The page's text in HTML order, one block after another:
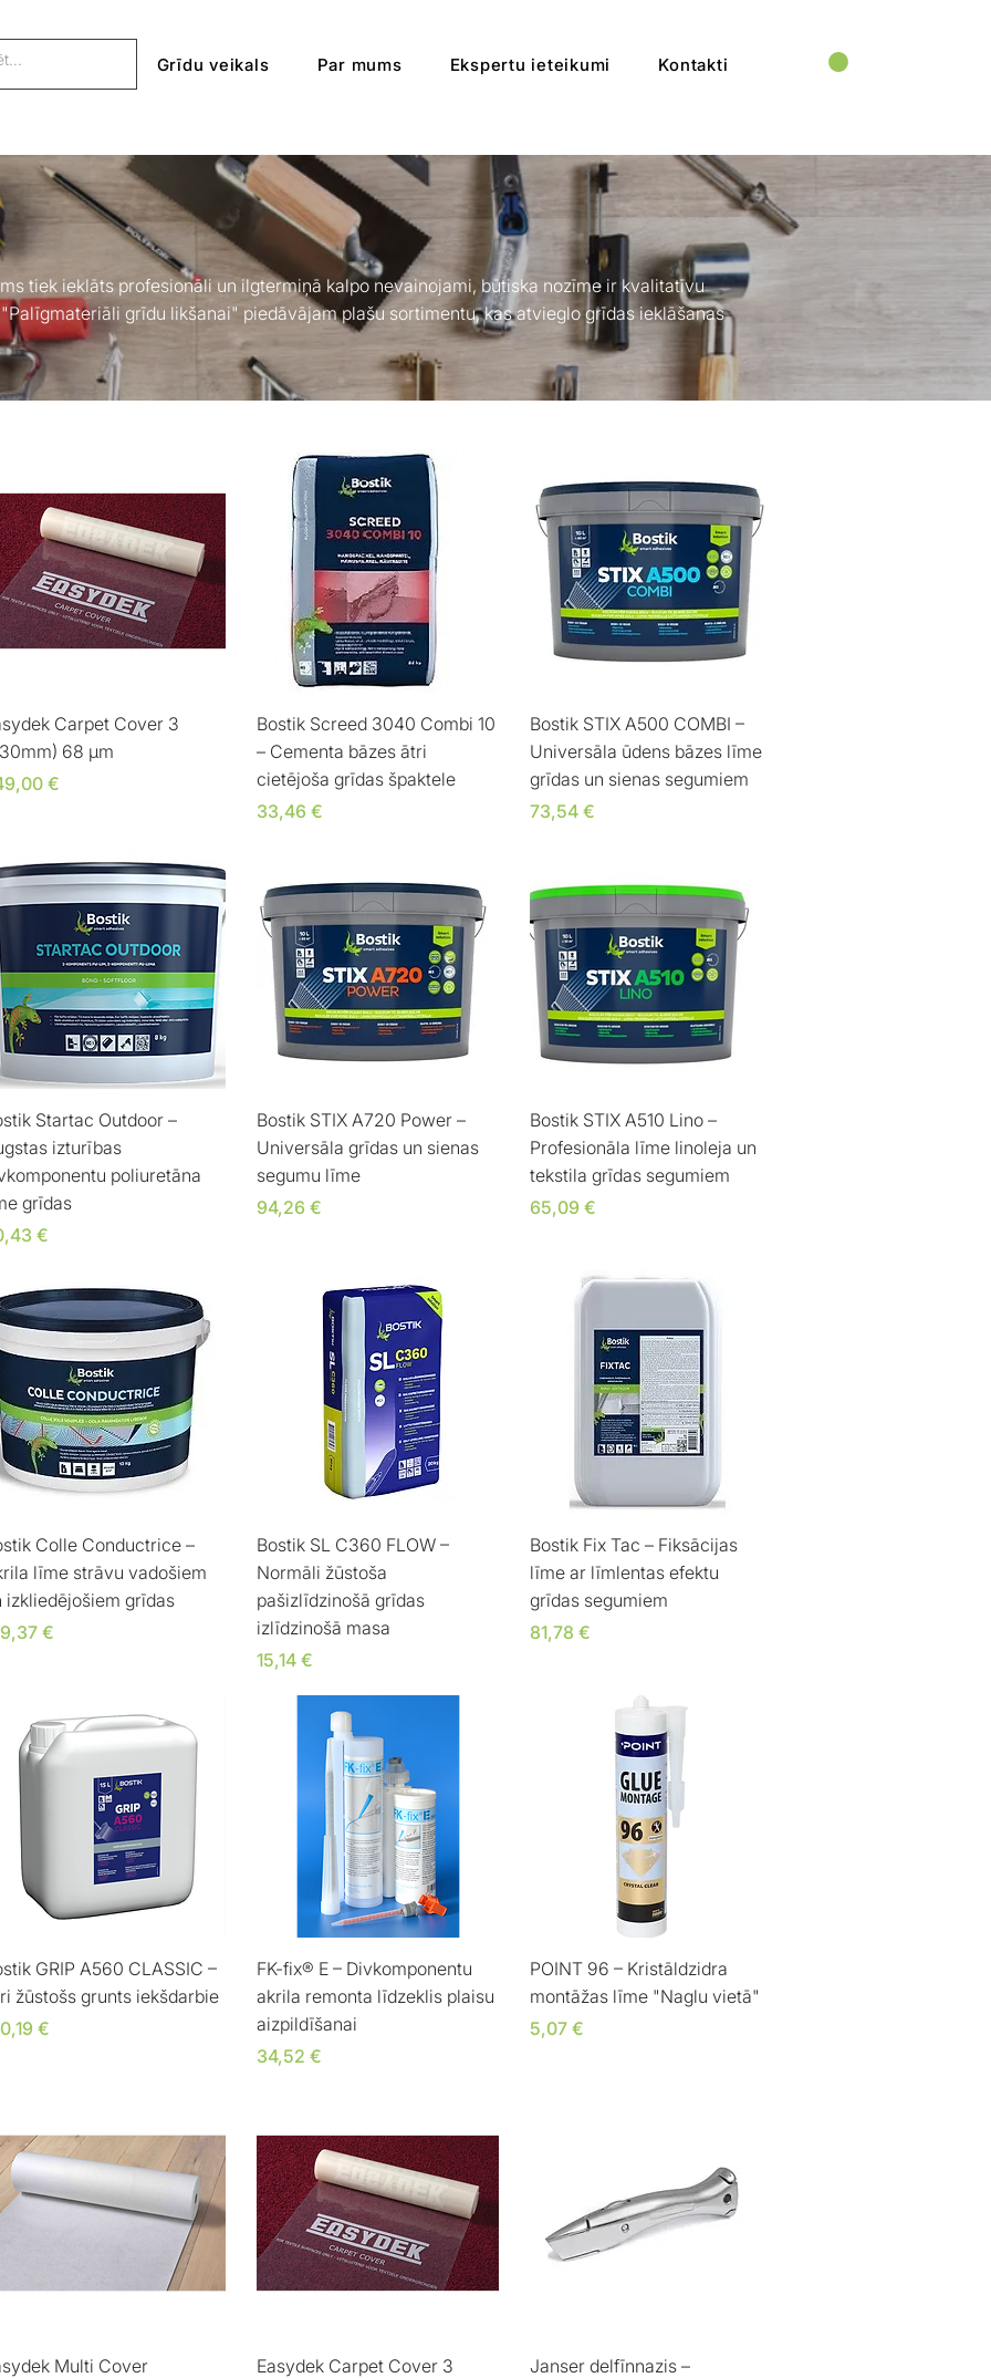
Grīdu veikals Par mums Ekspertu ieteikumi Kontakti
tiek ieklāts profesionāli un ilgtermiņā kalpo nevainojami, būtiska nozīme ir kvalitatīvu
grīdu likšanai" piedāvājam plašu sortimentu, kas atvieglo grīdas ieklāšanas
Ātrais skats
Carpet Cover 3
68 μm
€
Ātrais skats
Bostik Screed 3040 Combi 10
– Cementa bāzes ātri
cietējoša grīdas špaktele
Cena
33,46 €
Ātrais skats
Bostik STIX A500 COMBI –
Universāla ūdens bāzes līme
grīdas un sienas segumiem
Cena
73,54 €
Ātrais skats
Startac Outdoor –
izturības
poliuretāna
grīdas
€
Ātrais skats
Bostik STIX A720 Power –
Universāla grīdas un sienas
segumu līme
Cena
94,26 €
Ātrais skats
Bostik STIX A510 Lino –
Profesionāla līme linoleja un
tekstila grīdas segumiem
Cena
65,09 €
Ātrais skats
Colle Conductrice –
līme strāvu vadošiem
izkliedējošiem grīdas
€
Ātrais skats
Bostik SL C360 FLOW –
Normāli žūstoša
pašizlīdzinošā grīdas
izlīdzinošā masa
Cena
15,14 €
Ātrais skats
Bostik Fix Tac – Fiksācijas
līme ar līmlentas efektu
grīdas segumiem
Cena
81,78 €
Ātrais skats
GRIP A560 CLASSIC –
žūstošs grunts iekšdarbie
€
Ātrais skats
FK-fix® E – Divkomponentu
akrila remonta līdzeklis plaisu
aizpildīšanai
Cena
34,52 €
Ātrais skats
POINT 96 – Kristāldzidra
montāžas līme "Naglu vietā"
Cena
5,07 €
Ātrais skats
Multi Cover
Ātrais skats
Easydek Carpet Cover 3
Ātrais skats
Janser delfīnnazis –